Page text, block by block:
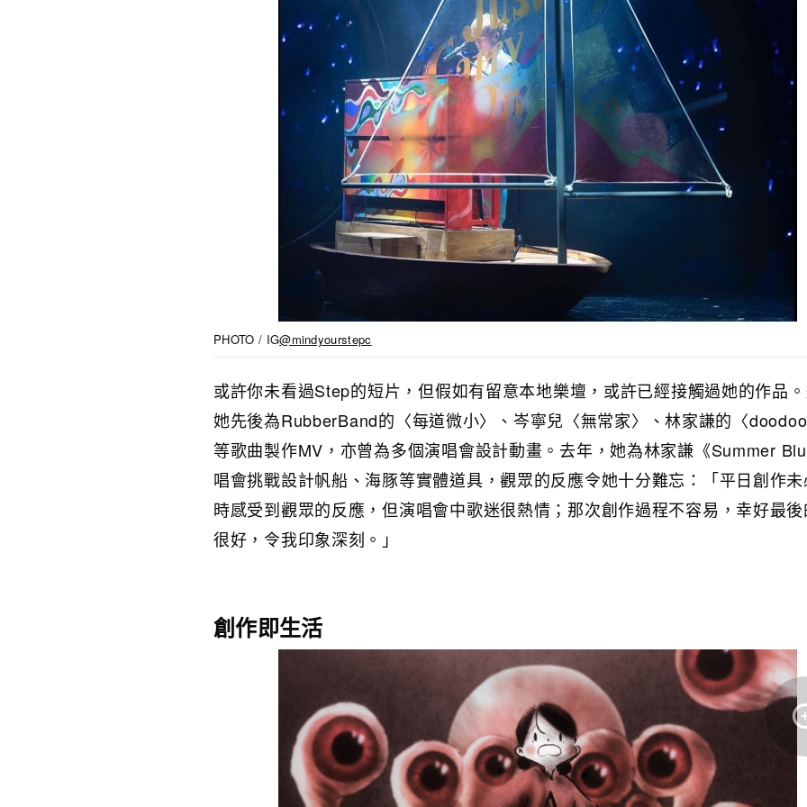
PHOTO / IG@mindyourstepc
或許你未看過Step的短片，但假如有留意本地樂壇，或許已經接觸過她的作品
她先後為RubberBand的〈每道微小〉、岑寧兒〈無常家〉、林家謙的〈
等歌曲製作MV，亦曾為多個演唱會設計動畫。去年，她為林家謙《Summer
唱會挑戰設計帆船、海豚等實體道具，觀眾的反應令她十分難忘：「平日創作
時感受到觀眾的反應，但演唱會中歌迷很熱情；那次創作過程不容易，幸好最
很好，令我印象深刻。」
創作即生活